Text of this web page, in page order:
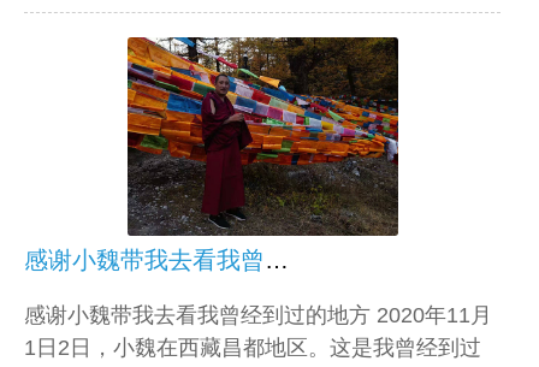
感谢小魏带我去看我曾经到过的地方
感谢小魏带我去看我曾经到过的地方 2020年11月
1日2日，小魏在西藏昌都地区。这是我曾经到过